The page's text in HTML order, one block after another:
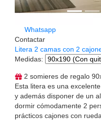
Whatsapp
Contactar
Litera 2 camas con 2
Medidas:
2 somieres de regalo
Esta litera es una
y además disponer de un
dormir cómodamente 2
prácticos cajones con